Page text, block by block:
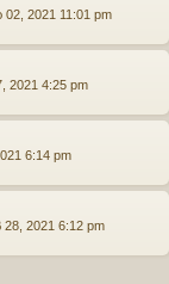
02, 2021 11:01 pm
2021 4:25 pm
6:14 pm
28, 2021 6:12 pm